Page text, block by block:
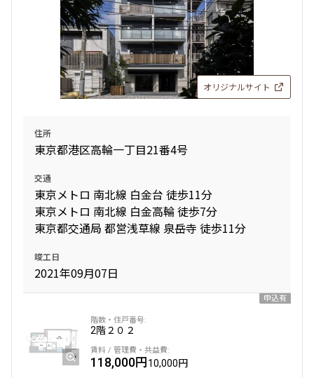
建物施設やお部屋の設備、方位、階数などの絞り込みが
設定する
134件
オリジナルサイト
住所
東京都港区高輪一丁目21番4号
交通
東京メトロ 南北線 白金台 徒歩11分
東京メトロ 南北線 白金高輪 徒歩7分
東京都交通局 都営浅草線 泉岳寺 徒歩11分
竣工日
2021年09月07日
申込有
2階２０２
118,000円10,000円